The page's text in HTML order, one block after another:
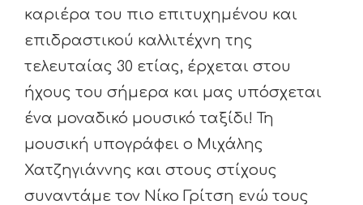
καριέρα του πιο επιτυχημένου και
επιδραστικού καλλιτέχνη της
τελευταίας 30 ετίας, έρχεται στου
ήχους του σήμερα και μας υπόσχεται
ένα μοναδικό μουσικό ταξίδι! Τη
μουσική υπογράφει ο Μιχάλης
Χατζηγιάννης και στους στίχους
συναντάμε τον Νίκο Γρίτση ενώ τους